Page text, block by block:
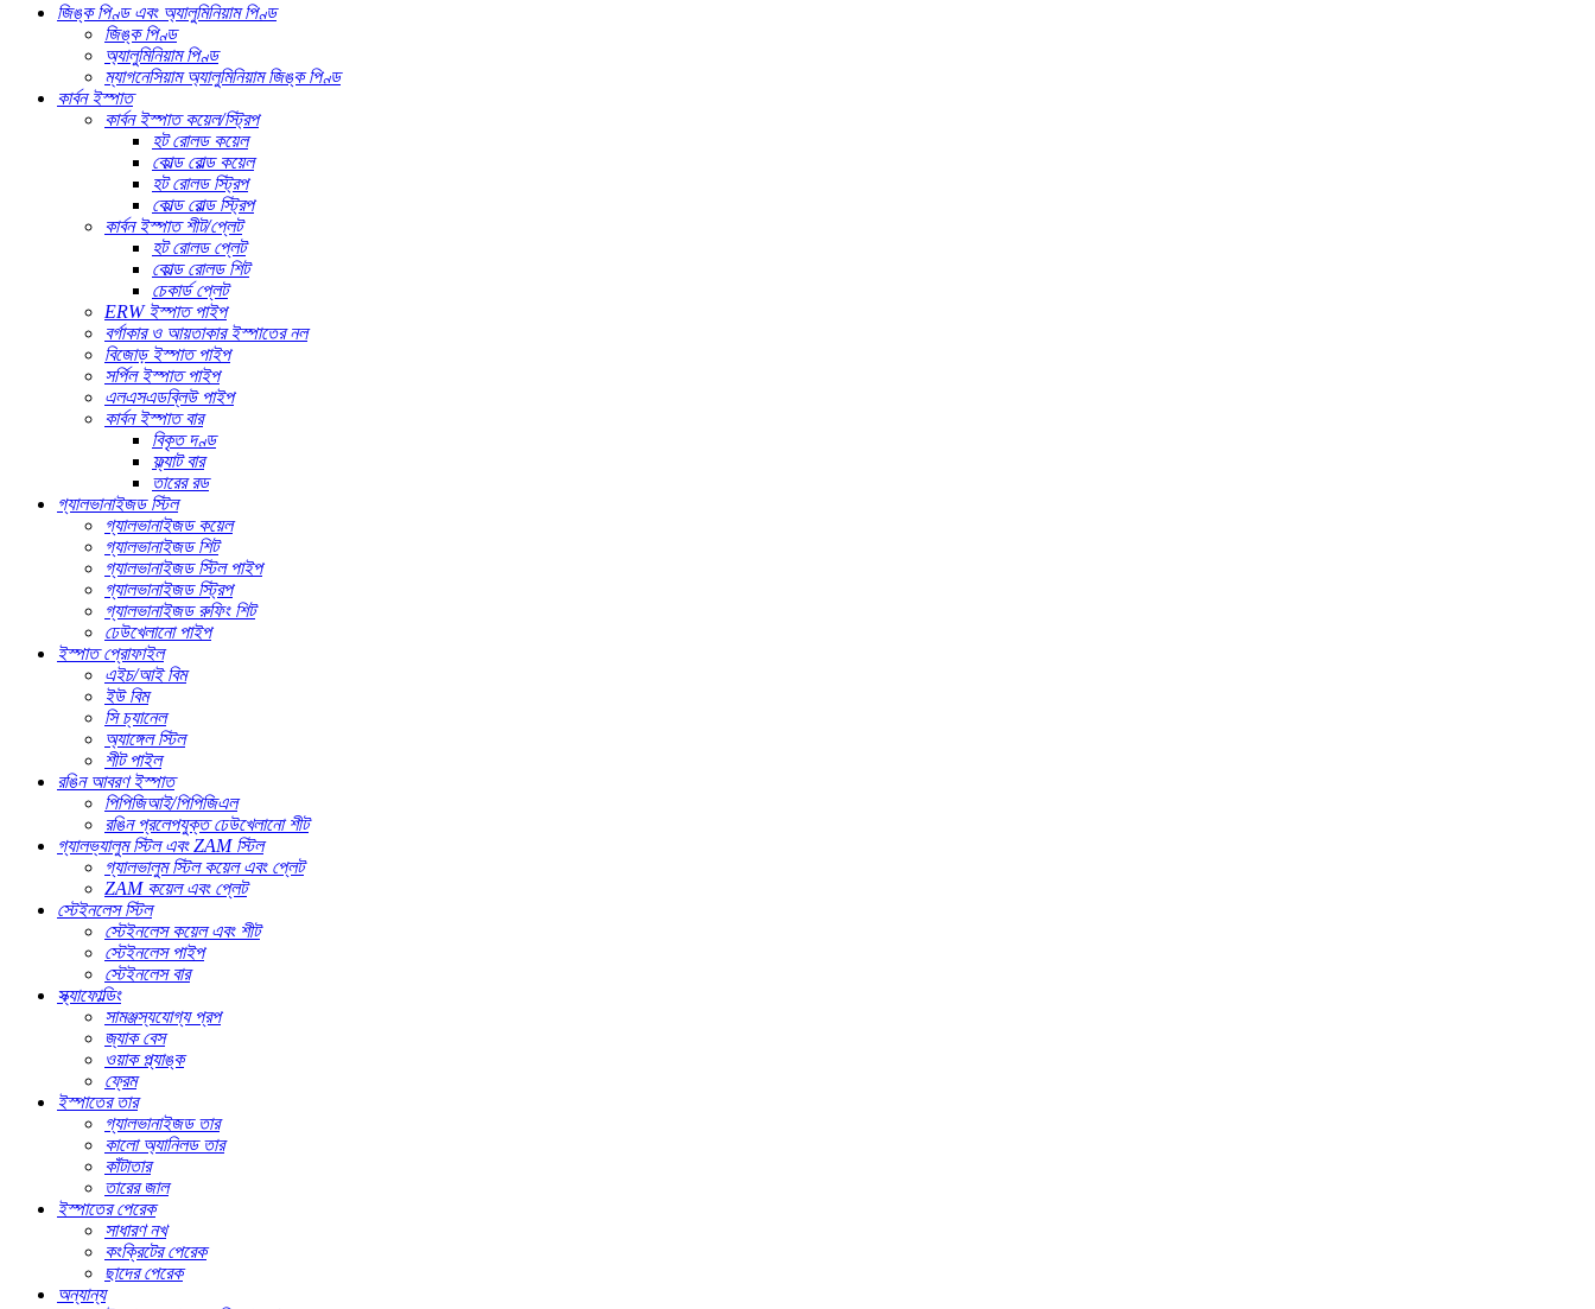
জিঙ্ক পিণ্ড এবং অ্যালুমিনিয়াম পিণ্ড
জিঙ্ক পিণ্ড
অ্যালুমিনিয়াম পিণ্ড
ম্যাগনেসিয়াম অ্যালুমিনিয়াম জিঙ্ক পিণ্ড
কার্বন ইস্পাত
কার্বন ইস্পাত কয়েল/স্ট্রিপ
হট রোলড কয়েল
কোল্ড রোল্ড কয়েল
হট রোলড স্ট্রিপ
কোল্ড রোল্ড স্ট্রিপ
কার্বন ইস্পাত শীট/প্লেট
হট রোলড প্লেট
কোল্ড রোলড শিট
চেকার্ড প্লেট
ERW ইস্পাত পাইপ
বর্গাকার ও আয়তাকার ইস্পাতের নল
বিজোড় ইস্পাত পাইপ
সর্পিল ইস্পাত পাইপ
এলএসএডব্লিউ পাইপ
কার্বন ইস্পাত বার
বিকৃত দণ্ড
ফ্ল্যাট বার
তারের রড
গ্যালভানাইজড স্টিল
গ্যালভানাইজড কয়েল
গ্যালভানাইজড শিট
গ্যালভানাইজড স্টিল পাইপ
গ্যালভানাইজড স্ট্রিপ
গ্যালভানাইজড রুফিং শিট
ঢেউখেলানো পাইপ
ইস্পাত প্রোফাইল
এইচ/আই বিম
ইউ বিম
সি চ্যানেল
অ্যাঙ্গেল স্টিল
শীট পাইল
রঙিন আবরণ ইস্পাত
পিপিজিআই/পিপিজিএল
রঙিন প্রলেপযুক্ত ঢেউখেলানো শীট
গ্যালভ্যালুম স্টিল এবং ZAM স্টিল
গ্যালভালুম স্টিল কয়েল এবং প্লেট
ZAM কয়েল এবং প্লেট
স্টেইনলেস স্টিল
স্টেইনলেস কয়েল এবং শীট
স্টেইনলেস পাইপ
স্টেইনলেস বার
স্ক্যাফোল্ডিং
সামঞ্জস্যযোগ্য প্রপ
জ্যাক বেস
ওয়াক প্ল্যাঙ্ক
ফ্রেম
ইস্পাতের তার
গ্যালভানাইজড তার
কালো অ্যানিলড তার
কাঁটাতার
তারের জাল
ইস্পাতের পেরেক
সাধারণ নখ
কংক্রিটের পেরেক
ছাদের পেরেক
অন্যান্য